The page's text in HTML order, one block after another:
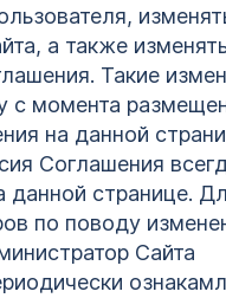
а также
Такие
с момента
на данной
Соглашения
данной странице.
по поводу
Сайта